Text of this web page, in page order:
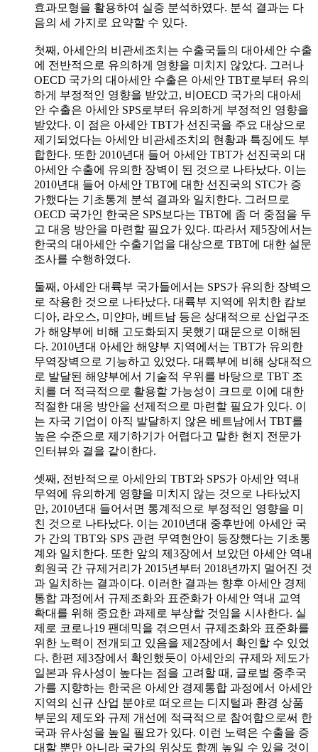
효과모형을 활용하여 실증 분석하였다. 분석 결과는 다
음의 세 가지로 요약할 수 있다.
첫째, 아세안의 비관세조치는 수출국들의 대아세안 수출
에 전반적으로 유의하게 영향을 미치지 않았다. 그러나
OECD 국가의 대아세안 수출은 아세안 TBT로부터 유의
하게 부정적인 영향을 받았고, 비OECD 국가의 대아세
안 수출은 아세안 SPS로부터 유의하게 부정적인 영향을
받았다. 이 점은 아세안 TBT가 선진국을 주요 대상으로
제기되었다는 아세안 비관세조치의 현황과 특징에도 부
합한다. 또한 2010년대 들어 아세안 TBT가 선진국의 대
아세안 수출에 유의한 장벽이 된 것으로 나타났다. 이는
2010년대 들어 아세안 TBT에 대한 선진국의 STC가 증
가했다는 기초통계 분석 결과와 일치한다. 그러므로
OECD 국가인 한국은 SPS보다는 TBT에 좀 더 중점을 두
고 대응 방안을 마련할 필요가 있다. 따라서 제5장에서는
한국의 대아세안 수출기업을 대상으로 TBT에 대한 설문
조사를 수행하였다.
둘째, 아세안 대륙부 국가들에서는 SPS가 유의한 장벽으
로 작용한 것으로 나타났다. 대륙부 지역에 위치한 캄보
디아, 라오스, 미얀마, 베트남 등은 상대적으로 산업구조
가 해양부에 비해 고도화되지 못했기 때문으로 이해된
다. 2010년대 아세안 해양부 지역에서는 TBT가 유의한
무역장벽으로 기능하고 있었다. 대륙부에 비해 상대적으
로 발달된 해양부에서 기술적 우위를 바탕으로 TBT 조
치를 더 적극적으로 활용할 가능성이 크므로 이에 대한
적절한 대응 방안을 선제적으로 마련할 필요가 있다. 이
는 자국 기업이 아직 발달하지 않은 베트남에서 TBT를
높은 수준으로 제기하기가 어렵다고 말한 현지 전문가
인터뷰와 결을 같이한다.
셋째, 전반적으로 아세안의 TBT와 SPS가 아세안 역내
무역에 유의하게 영향을 미치지 않는 것으로 나타났지
만, 2010년대 들어서면 통계적으로 부정적인 영향을 미
친 것으로 나타났다. 이는 2010년대 중후반에 아세안 국
가 간의 TBT와 SPS 관련 무역현안이 등장했다는 기초통
계와 일치한다. 또한 앞의 제3장에서 보았던 아세안 역내
회원국 간 규제거리가 2015년부터 2018년까지 멀어진 것
과 일치하는 결과이다. 이러한 결과는 향후 아세안 경제
통합 과정에서 규제조화와 표준화가 아세안 역내 교역
확대를 위해 중요한 과제로 부상할 것임을 시사한다. 실
제로 코로나19 팬데믹을 겪으면서 규제조화와 표준화를
위한 노력이 전개되고 있음을 제2장에서 확인할 수 있었
다. 한편 제3장에서 확인했듯이 아세안의 규제와 제도가
일본과 유사성이 높다는 점을 고려할 때, 글로벌 중추국
가를 지향하는 한국은 아세안 경제통합 과정에서 아세안
지역의 신규 산업 분야로 떠오르는 디지털과 환경 상품
부문의 제도와 규제 개선에 적극적으로 참여함으로써 한
국과 유사성을 높일 필요가 있다. 이런 노력은 수출을 증
대할 뿐만 아니라 국가의 위상도 함께 높일 수 있을 것이